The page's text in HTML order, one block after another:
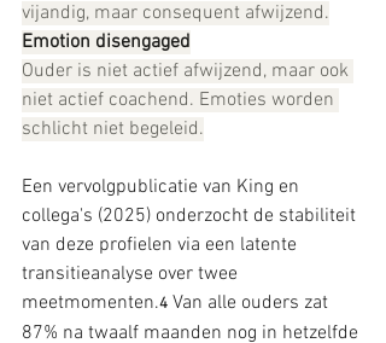
vijandig, maar consequent afwijzend.
Emotion disengaged
Ouder is niet actief afwijzend, maar ook
niet actief coachend. Emoties worden
schlicht niet begeleid.
Een vervolgpublicatie van King en
collega's (2025) onderzocht de stabiliteit
van deze profielen via een latente
transitieanalyse over twee
meetmomenten.4 Van alle ouders zat
87% na twaalf maanden nog in hetzelfde